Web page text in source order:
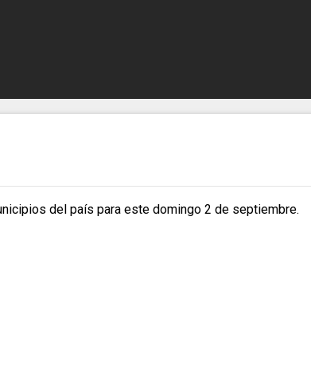
del país para este domingo 2 de septiembre.